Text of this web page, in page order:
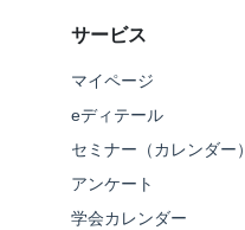
サービス
マイページ
eディテール
セミナー（カレンダー）
アンケート
学会カレンダー